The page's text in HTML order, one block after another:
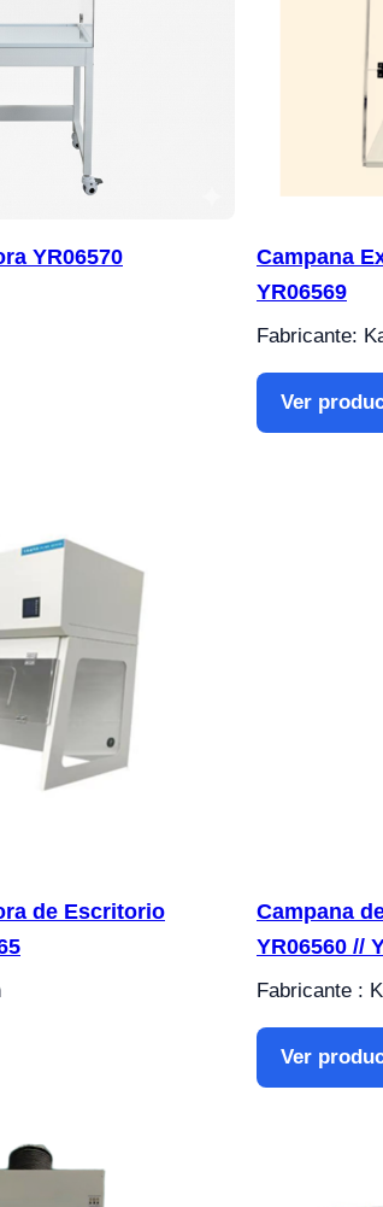
YR06570
Campana
YR06569
Fabricante:
Ver
de Escritorio
Campana
YR06560 //
Fabricante :
Ver